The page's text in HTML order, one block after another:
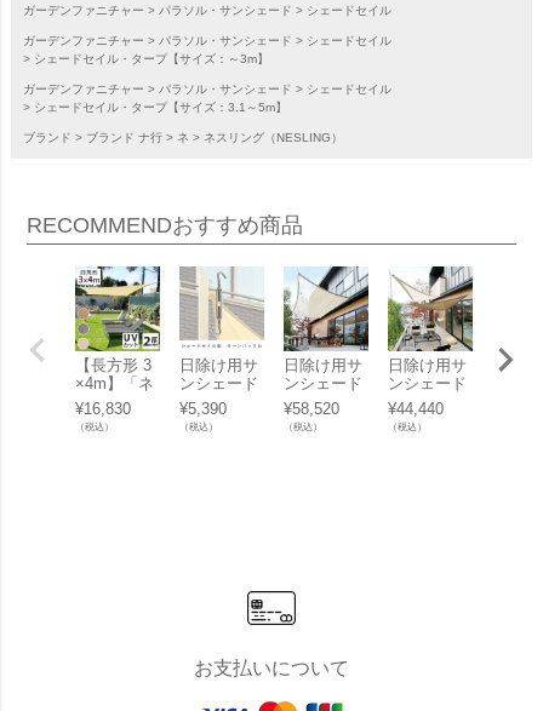
ガーデンファニチャー パラソル・サンシェード シェードセイル
ガーデンファニチャー パラソル・サンシェード
シェードセイル
シェードセイル・タープ【サイズ：～3m】
ガーデンファニチャー パラソル・サンシェード
シェードセイル
シェードセイル・タープ【サイズ：3.1～5m】
ブランド ブランド ナ行 ネ ネスリング（NESLING）
RECOMMENDおすすめ商品
【長方形 3
×4m】「ネ
スリング
（NESLIN
G） クール
¥16,830
（税込）
日除け用サ
ンシェード
取付金具
「シェード
セイル オプ
¥5,390
（税込）
日除け用サ
ンシェード
「テンデ（t
ende） タ
ープ レクタ
¥58,520
（税込）
日除け用サ
ンシェード
「テンデ（t
ende） タ
ープ トライ
¥44,440
（税込）
【受
お支払いについて